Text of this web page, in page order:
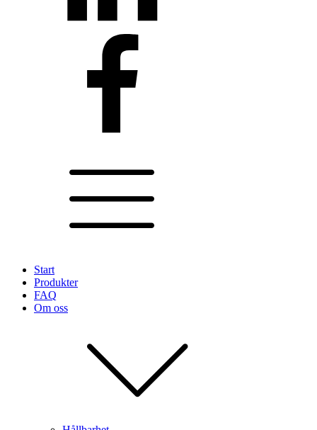
Start
Produkter
FAQ
Om oss